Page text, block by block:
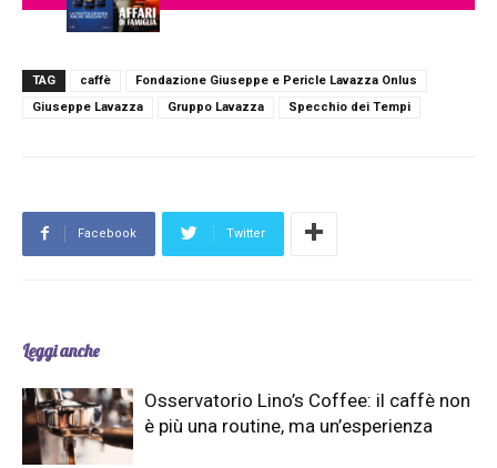
TAG caffè
Fondazione Giuseppe e Pericle Lavazza Onlus
Giuseppe Lavazza
Gruppo Lavazza Specchio dei Tempi
Facebook Twitter
Leggi anche
Osservatorio Lino’s Coffee: il caffè non
è più una routine, ma un’esperienza